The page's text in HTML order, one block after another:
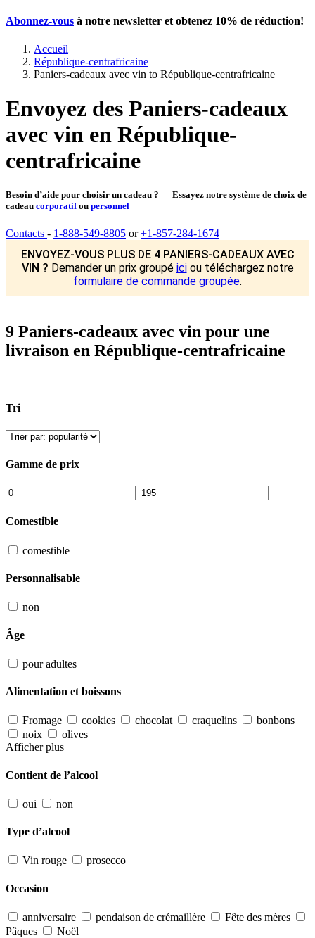
Abonnez-vous à notre newsletter et obtenez 10% de réduction!
Accueil
République-centrafricaine
Paniers-cadeaux avec vin to République-centrafricaine
Envoyez des Paniers-cadeaux
avec vin en République-
centrafricaine
Besoin d’aide pour choisir un cadeau ? — Essayez notre système de choix de
cadeau corporatifou personnel
Contacts - 1-888-549-8805 or+1-857-284-1674
ENVOYEZ-VOUS PLUS DE 4 PANIERS-CADEAUX AVEC
VIN ? Demander un prix groupé iciou téléchargez notre
formulaire de commande groupée.
9 Paniers-cadeaux avec vin pour une
livraison en République-centrafricaine
Tri
Gamme de prix
Comestible
comestible
Personnalisable
non
Âge
pour adultes
Alimentation et boissons
Fromage cookies chocolat craquelins
bonbons
noix
olives
Afficher plus
Contient de l’alcool
oui non
Type d’alcool
Vin rouge prosecco
Occasion
anniversaire pendaison de crémaillère
Fête des mères
Pâques
Noël